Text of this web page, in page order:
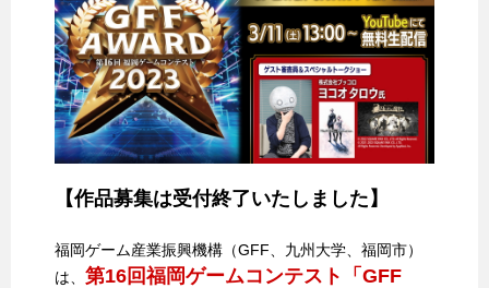
【作品募集は受付終了いたしました】
福岡ゲーム産業振興機構（GFF、九州大学、福岡市）
は、 第16回福岡ゲームコンテスト「GFF